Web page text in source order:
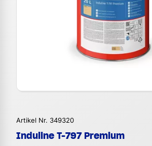
Artikel Nr. 349320
Induline T-797 Premium